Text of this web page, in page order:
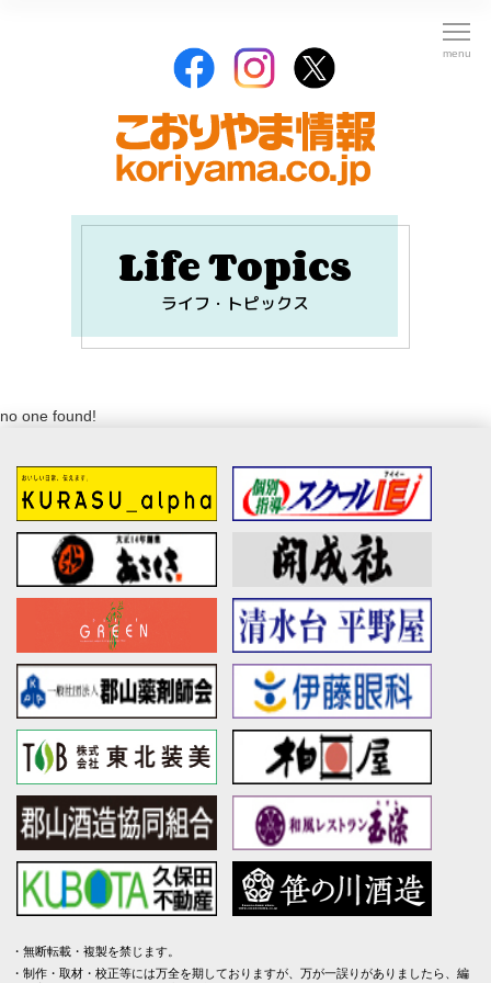
Life Topics
ライフ・トピックス
no one found!
無断転載・複製を禁じます。
制作・取材・校正等には万全を期しておりますが、万が一誤りがありましたら、編